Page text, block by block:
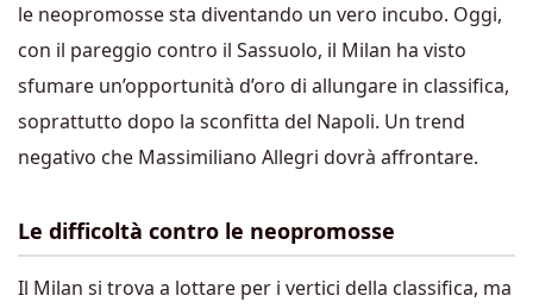
le neopromosse sta diventando un vero incubo. Oggi,
con il pareggio contro il Sassuolo, il Milan ha visto
sfumare un’opportunità d’oro di allungare in classifica,
soprattutto dopo la sconfitta del Napoli. Un trend
negativo che Massimiliano Allegri dovrà affrontare.
Le difficoltà contro le neopromosse
Il Milan si trova a lottare per i vertici della classifica, ma